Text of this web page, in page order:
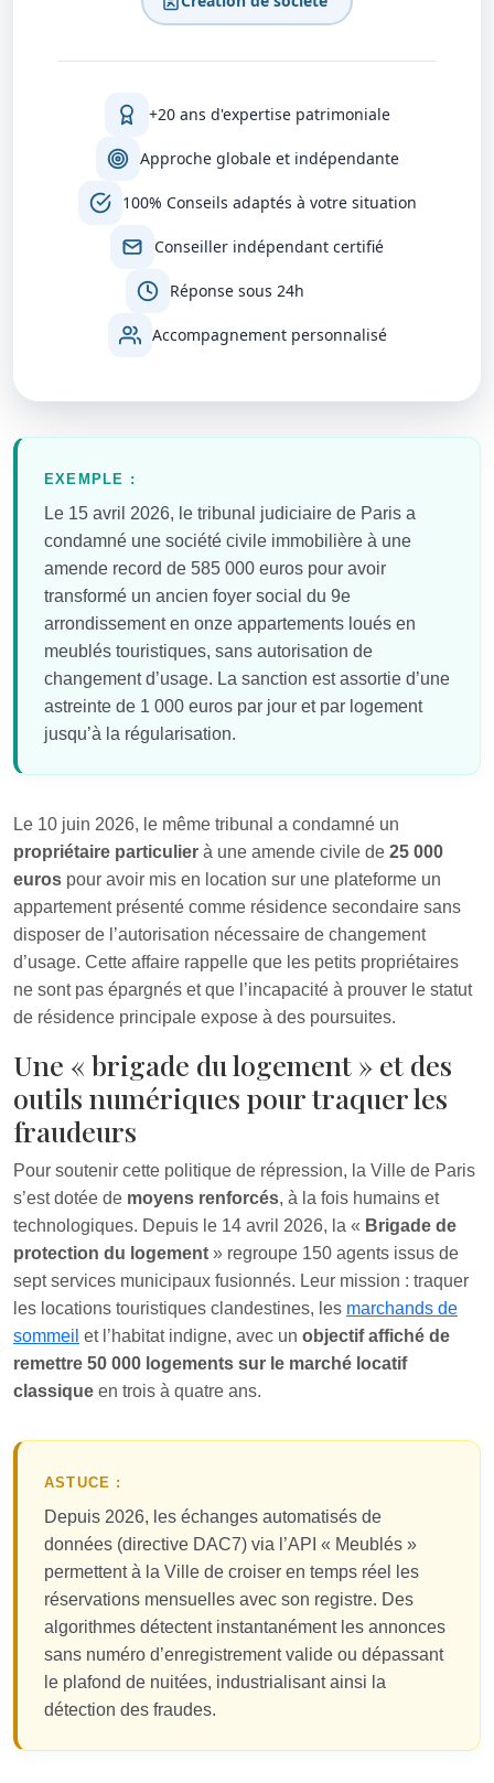
+20 ans d'expertise patrimoniale
Approche globale et indépendante
100% Conseils adaptés à votre situation
Conseiller indépendant certifié
Réponse sous 24h
Accompagnement personnalisé
EXEMPLE :
Le 15 avril 2026, le tribunal judiciaire de Paris a
condamné une société civile immobilière à une
amende record de 585 000 euros pour avoir
transformé un ancien foyer social du 9e
arrondissement en onze appartements loués en
meublés touristiques, sans autorisation de
changement d’usage. La sanction est assortie d’une
astreinte de 1 000 euros par jour et par logement
jusqu’à la régularisation.
Le 10 juin 2026, le même tribunal a condamné un
propriétaire particulier à une amende civile de 25 000
euros pour avoir mis en location sur une plateforme un
appartement présenté comme résidence secondaire sans
disposer de l’autorisation nécessaire de changement
d’usage. Cette affaire rappelle que les petits propriétaires
ne sont pas épargnés et que l’incapacité à prouver le statut
de résidence principale expose à des poursuites.
Une « brigade du logement » et des
outils numériques pour traquer les
fraudeurs
Pour soutenir cette politique de répression, la Ville de Paris
s’est dotée de moyens renforcés, à la fois humains et
technologiques. Depuis le 14 avril 2026, la « Brigade de
protection du logement » regroupe 150 agents issus de
sept services municipaux fusionnés. Leur mission : traquer
les locations touristiques clandestines, les marchands de
sommeil et l’habitat indigne, avec un objectif affiché de
remettre 50 000 logements sur le marché locatif
classique en trois à quatre ans.
ASTUCE :
Depuis 2026, les échanges automatisés de
données (directive DAC7) via l’API « Meublés »
permettent à la Ville de croiser en temps réel les
réservations mensuelles avec son registre. Des
algorithmes détectent instantanément les annonces
sans numéro d’enregistrement valide ou dépassant
le plafond de nuitées, industrialisant ainsi la
détection des fraudes.